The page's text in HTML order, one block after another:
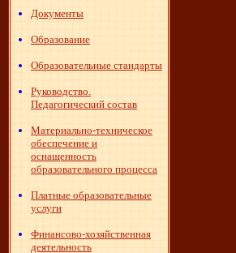
Документы
Образование
Образовательные стандарты
Руководство.
Педагогический состав
Материально-техническое
обеспечение и
оснащенность
образовательного процесса
Платные образовательные
услуги
Финансово-хозяйственная
деятельность